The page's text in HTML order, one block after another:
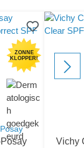
ZONNE
KLOPPER!
Vichy